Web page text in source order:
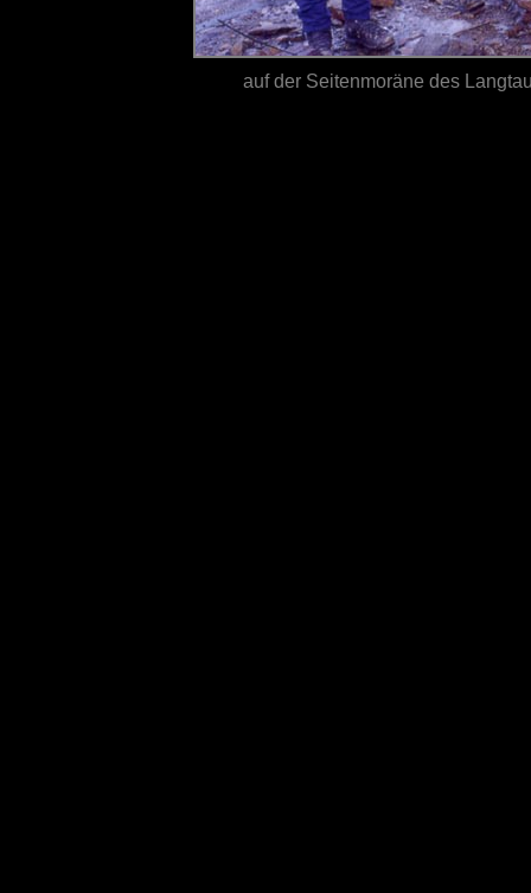
auf der Seitenmoräne des